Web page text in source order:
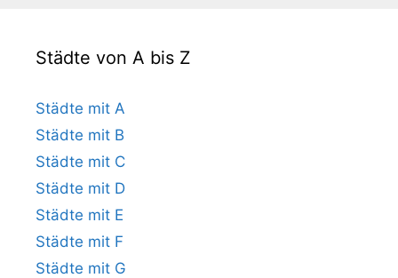
Städte von A bis Z
Städte mit A
Städte mit B
Städte mit C
Städte mit D
Städte mit E
Städte mit F
Städte mit G